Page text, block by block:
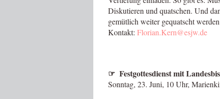
Diskutieren und quatschen. Und
gemütlich weiter gequatscht
Kontakt: Florian.Kern@esjw.de
☞ Festgottesdienst mit
Sonntag, 23. Juni, 10 Uhr,